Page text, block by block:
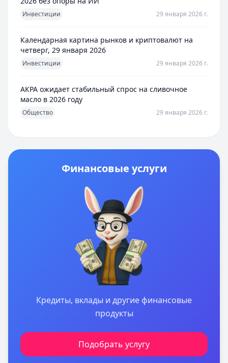
Инвестиции 29 января 2026 г.
Календарная картина рынков и криптовалют на
четверг, 29 января 2026
Инвестиции 29 января 2026 г.
АКРА ожидает стабильный спрос на сливочное
масло в 2026 году
Общество 29 января 2026 г.
Финансовые услуги
Кредиты, вклады и другие финансовые
продукты
Подобрать услугу